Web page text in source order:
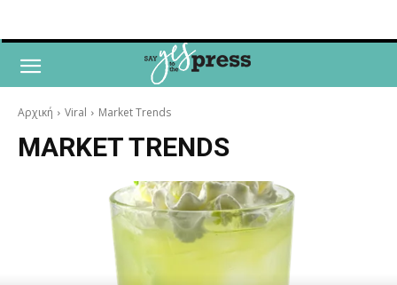
Αρχική Viral Market Trends
MARKET TRENDS